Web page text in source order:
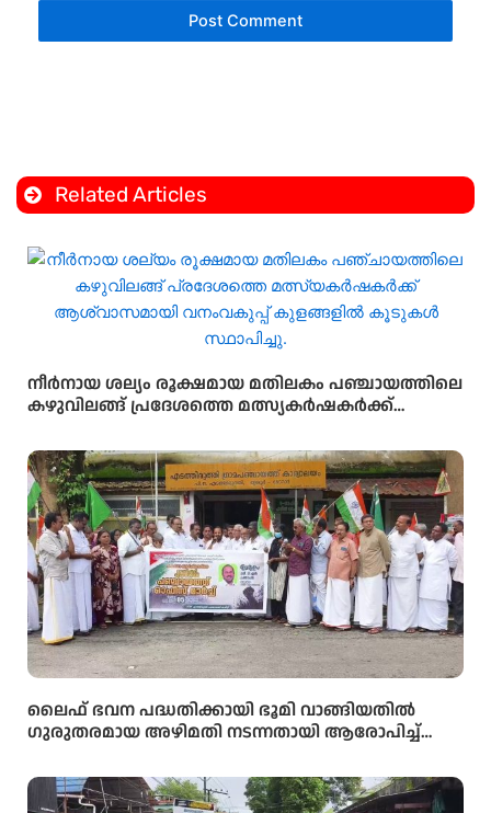
Related Articles
നീർനായ ശല്യം രൂക്ഷമായ മതിലകം പഞ്ചായത്തിലെ
കഴുവിലങ്ങ് പ്രദേശത്തെ മത്സ്യകർഷകർക്ക്
സ്ഥാപിച്ചു.
ലൈഫ് ഭവന പദ്ധതിക്കായി ഭൂമി വാങ്ങിയതിൽ
ഗുരുതരമായ അഴിമതി നടന്നതായി ആരോപിച്ച്
പഞ്ചായത്ത് ഓഫീസിലേക്ക് പ്രതിഷേധ മാർച്ച്
നടത്തി